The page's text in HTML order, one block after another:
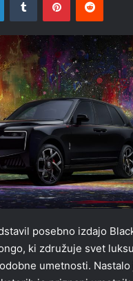
posebno izdajo
ki združuje svet
umetnosti.